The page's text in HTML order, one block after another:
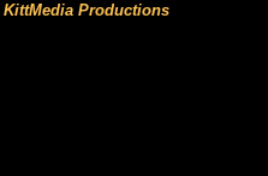
KittMedia Productions